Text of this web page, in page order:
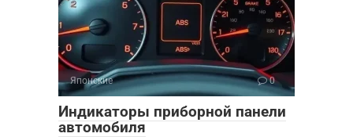
Японские 0
Индикаторы приборной панели
автомобиля